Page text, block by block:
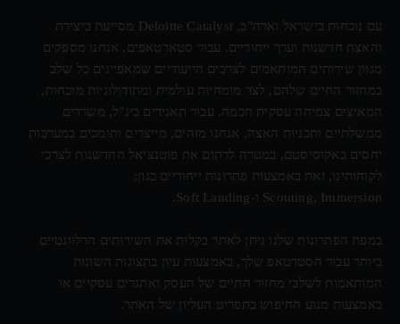
עם נוכחות בישראל וארה"ב, Deloitte Catalyst מסייעת ביצירת
והאצת חדשנות וערך ייחודיים. עבור סטארטאפים, אנחנו מספקים
מגוון שירותים המותאמים לצרכים הייעודיים שמאפיינים כל שלב
במחזור החיים שלהם, לצד מומחיות עולמית ומתודולוגיות מוכחות,
המאיצים צמיחה עסקית חכמה. עבור תאגידים בינ"ל, משרדים
ממשלתיים ותכניות האצה, אנחנו מזהים, מייצרים ותומכים במערכות
יחסים באקוסיסטם, במטרה לרתום את פוטנציאל החדשנות לצרכי
לקוחותינו, זאת באמצעות פתרונות ייחודיים כגון:
Scouting, Immersion ו-Soft Landing.
במפת הפתרונות שלנו ניתן לאתר בקלות את השירותים הרלוונטיים
ביותר עבור הסטרטאפ שלך, באמצעות עיון בתצוגות השונות
המותאמות לשלבי מחזור החיים של העסק ואתגרים עסקיים או
באמצעות מנוע החיפוש בתפריט העליון של האתר.